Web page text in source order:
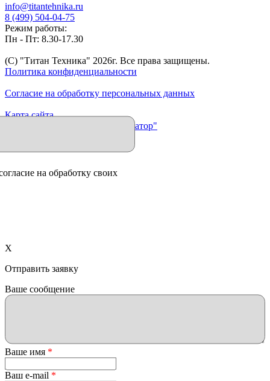
info@titantehnika.ru
8 (499) 504-04-75
Режим работы:
Пн - Пт: 8.30-17.30
(C) "Титан Техника" 2026г. Все права защищены.
Политика конфиденциальности
Согласие на обработку персональных данных
Карта сайта
Продвижение сайта "Иллюминатор"
на обработку своих
X
Отправить заявку
Ваше сообщение
Ваше имя *
Ваш e-mail *